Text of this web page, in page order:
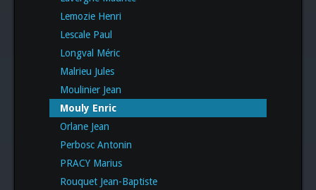
Lemozie Henri
Lescale Paul
Longval Méric
Malrieu Jules
Moulinier Jean
Mouly Enric
Orlane Jean
Perbosc Antonin
PRACY Marius
Rouquet Jean-Baptiste